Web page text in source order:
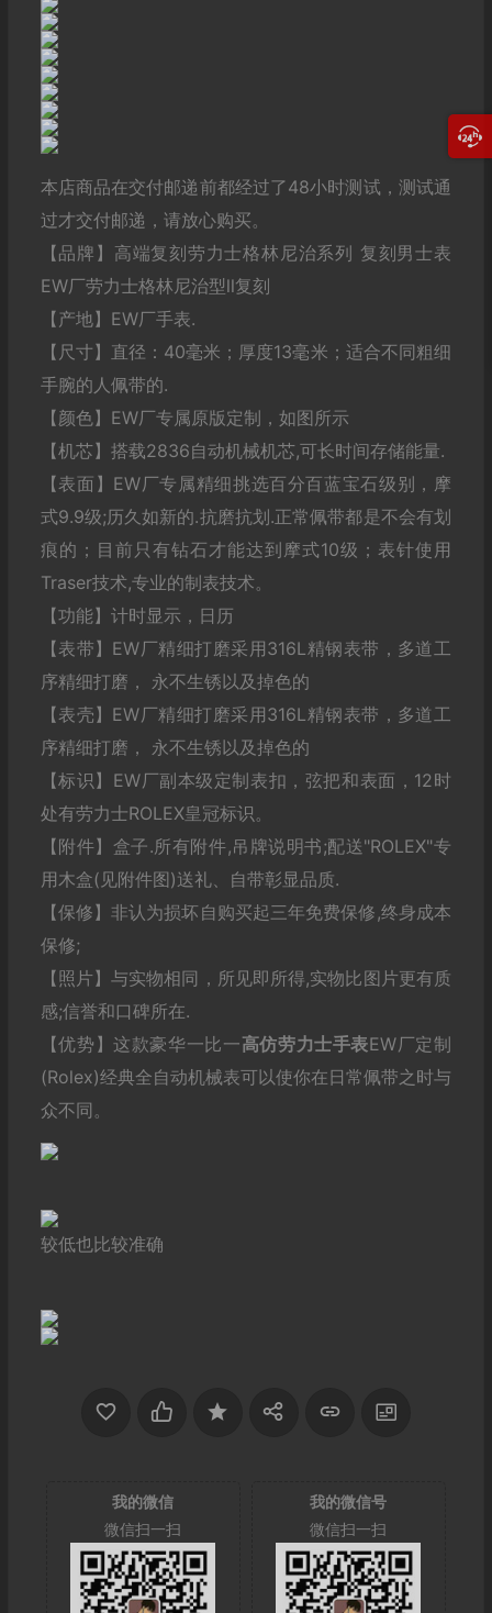
本店商品在交付邮递前都经过了48小时测试，测试通
过才交付邮递，请放心购买。
【品牌】高端复刻劳力士格林尼治系列 复刻男士表
EW厂劳力士格林尼治型ll复刻
【产地】EW厂手表.
【尺寸】直径：40毫米；厚度13毫米；适合不同粗细
手腕的人佩带的.
【颜色】EW厂专属原版定制，如图所示
【机芯】搭载2836自动机械机芯,可长时间存储能量.
【表面】EW厂专属精细挑选百分百蓝宝石级别，摩
式9.9级;历久如新的.抗磨抗划.正常佩带都是不会有划
痕的；目前只有钻石才能达到摩式10级；表针使用
Traser技术,专业的制表技术。
【功能】计时显示，日历
【表带】EW厂精细打磨采用316L精钢表带，多道工
序精细打磨， 永不生锈以及掉色的
【表壳】EW厂精细打磨采用316L精钢表带，多道工
序精细打磨， 永不生锈以及掉色的
【标识】EW厂副本级定制表扣，弦把和表面，12时
处有劳力士ROLEX皇冠标识。
【附件】盒子.所有附件,吊牌说明书;配送"ROLEX"专
用木盒(见附件图)送礼、自带彰显品质.
【保修】非认为损坏自购买起三年免费保修,终身成本
保修;
【照片】与实物相同，所见即所得,实物比图片更有质
感;信誉和口碑所在.
【优势】这款豪华一比一高仿劳力士手表EW厂定制
(Rolex)经典全自动机械表可以使你在日常佩带之时与
众不同。
较低也比较准确
我的微信
微信扫一扫
我的微信号
微信扫一扫